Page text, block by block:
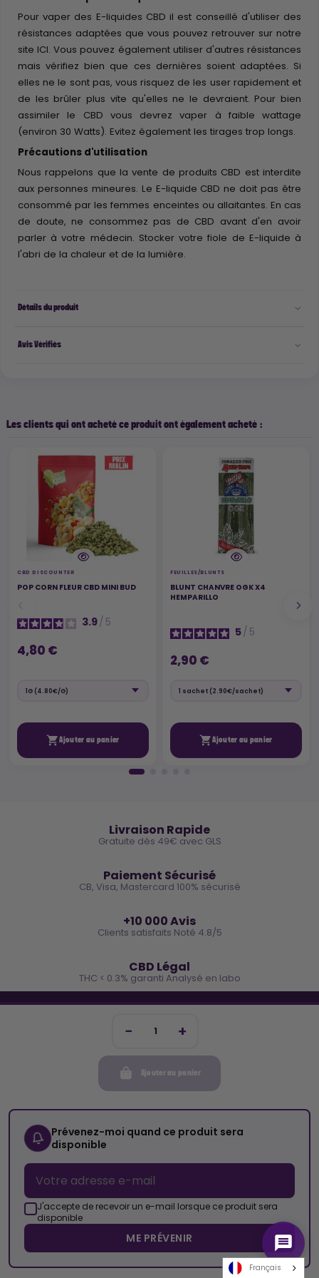
Ajouter au panier
Prévenez-moi quand ce produit sera
disponible
J'accepte de recevoir un e-mail lorsque ce produit sera
disponible
ME PRÉVENIR
Pour vaper des E-liquides CBD il est conseillé d'utiliser des
résistances adaptées que vous pouvez retrouver sur notre
site ICI. Vous pouvez également utiliser d'autres résistances
mais vérifiez bien que ces dernières soient adaptées. Si
elles ne le sont pas, vous risquez de les user rapidement et
de les brûler plus vite qu'elles ne le devraient. Pour bien
assimiler le CBD vous devrez vaper à faible wattage
(environ 30 Watts). Evitez également les tirages trop longs.
Précautions d'utilisation
Nous rappelons que la vente de produits CBD est interdite
aux personnes mineures. Le E-liquide CBD ne doit pas être
consommé par les femmes enceintes ou allaitantes. En cas
de doute, ne consommez pas de CBD avant d'en avoir
parler à votre médecin. Stocker votre fiole de E-liquide à
l'abri de la chaleur et de la lumière.
Détails du produit
Avis Vérifiés
Les clients qui ont acheté ce produit ont également acheté :
CBD DISCOUNTER
POP CORN FLEUR CBD MINI BUD
3.9/ 5
4,80 €
Ajouter au panier
FEUILLES/BLUNTS
BLUNT CHANVRE OGK X4
HEMPARILLO
5/ 5
2,90 €
Ajouter au panier
Livraison Rapide
Gratuite dès 49€ avec GLS
Paiement Sécurisé
CB, Visa, Mastercard 100% sécurisé
+10 000 Avis
Clients satisfaits Noté 4.8/5
CBD Légal
THC < 0.3% garanti Analysé en labo
Inscris-toi et reçois -10€ sur ta prochaine commande
Cocorikush
Top Catégories
Nous Suivre
© 2026 Cocorikush - Tous droits réservés • Made byNew Keys
Français